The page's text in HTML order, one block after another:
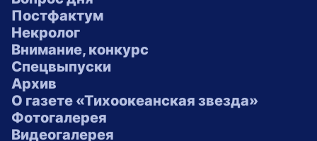
Постфактум
Некролог
Внимание, конкурс
Спецвыпуски
Архив
О газете «Тихоокеанская звезда»
Фотогалерея
Видеогалерея